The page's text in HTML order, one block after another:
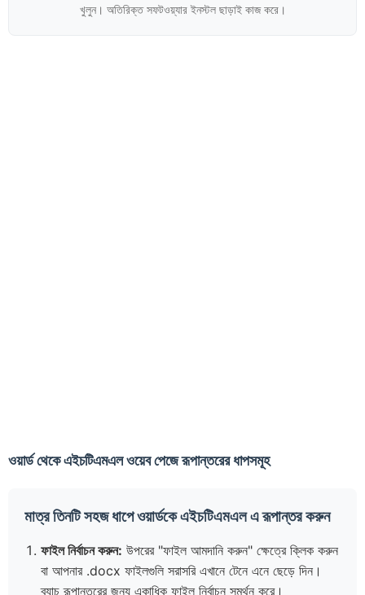
খুলুন। অতিরিক্ত সফটওয়্যার ইনস্টল ছাড়াই কাজ করে।
ওয়ার্ড থেকে এইচটিএমএল ওয়েব পেজে রূপান্তরের ধাপসমূহ
মাত্র তিনটি সহজ ধাপে ওয়ার্ডকে এইচটিএমএল এ রূপান্তর করুন
ফাইল নির্বাচন করুন: উপরের "ফাইল আমদানি করুন" ক্ষেত্রে ক্লিক করুন
বা আপনার .docx ফাইলগুলি সরাসরি এখানে টেনে এনে ছেড়ে দিন।
ব্যাচ রূপান্তরের জন্য একাধিক ফাইল নির্বাচন সমর্থন করে।